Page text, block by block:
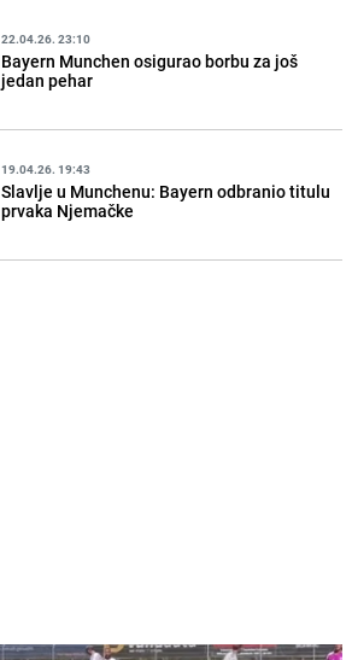
22.04.26. 23:10
Bayern Munchen osigurao borbu za još
jedan pehar
19.04.26. 19:43
Slavlje u Munchenu: Bayern odbranio titulu
prvaka Njemačke